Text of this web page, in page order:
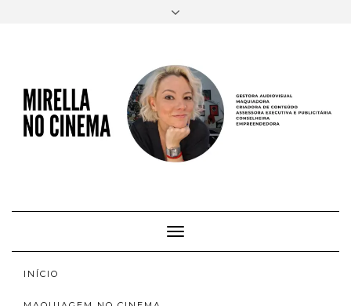
AUTORA
SOBRE
INSTAGRAM
ACERVO
Toggle
Navigation
INÍCIO